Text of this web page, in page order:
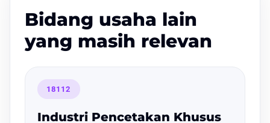
Bidang usaha lain
yang masih relevan
18112
Industri Pencetakan Khusus